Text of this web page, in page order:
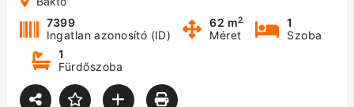
7399
Ingatlan azonosító (ID)
62 m2
Méret
1
Szoba
1
Fürdőszoba